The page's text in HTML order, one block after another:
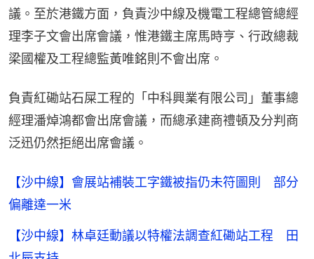
議。至於港鐵方面，負責沙中線及機電工程總管總經
理李子文會出席會議，惟港鐵主席馬時亨、行政總裁
梁國權及工程總監黃唯銘則不會出席。
負責紅磡站石屎工程的「中科興業有限公司」董事總
經理潘焯鴻都會出席會議，而總承建商禮頓及分判商
泛迅仍然拒絕出席會議。
【沙中線】會展站補裝工字鐵被指仍未符圖則 部分
偏離達一米
【沙中線】林卓廷動議以特權法調查紅磡站工程 田